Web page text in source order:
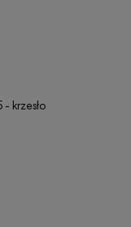
krzesło